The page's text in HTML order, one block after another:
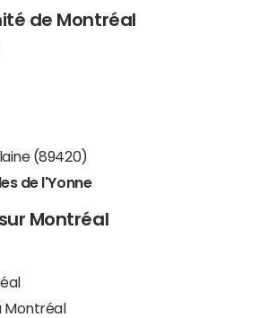
de Montréal
(89420)
de l'Yonne
Montréal
Montréal